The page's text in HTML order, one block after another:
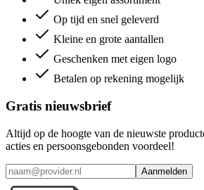
Op tijd en snel geleverd
Kleine en grote aantallen
Geschenken met eigen logo
Betalen op rekening mogelijk
Gratis nieuwsbrief
Altijd op de hoogte van de nieuwste
acties en persoonsgebonden voordeel!
Aanmelden